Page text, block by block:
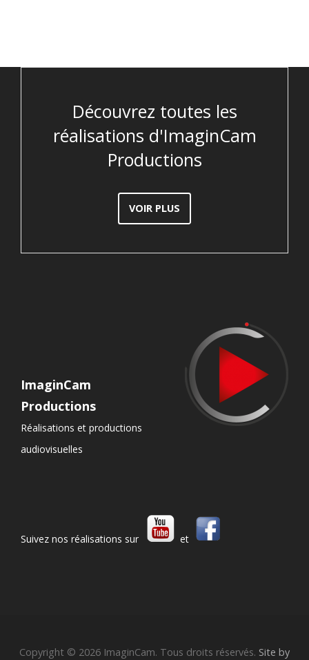
Découvrez toutes les
réalisations d'ImaginCam
Productions
VOIR PLUS
ImaginCam
Productions
Réalisations et productions
audiovisuelles
Suivez nos réalisations sur et
Copyright © 2026 ImaginCam. Tous droits réservés. Site by